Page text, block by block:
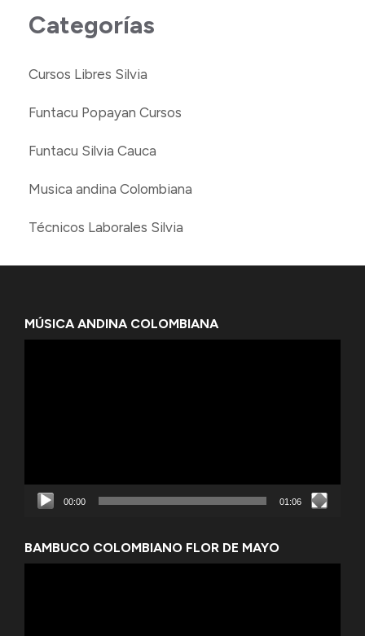
Categorías
Cursos Libres Silvia
Funtacu Popayan Cursos
Funtacu Silvia Cauca
Musica andina Colombiana
Técnicos Laborales Silvia
MÚSICA ANDINA COLOMBIANA
00:00 01:06
BAMBUCO COLOMBIANO FLOR DE MAYO